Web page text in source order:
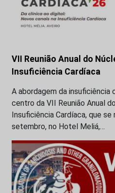
VII Reunião Anual do
Insuficiência Cardíaca
A abordagem da insuficiência
centro da VII Reunião Anual
Insuficiência Cardíaca, que se
setembro, no Hotel Meliá,…